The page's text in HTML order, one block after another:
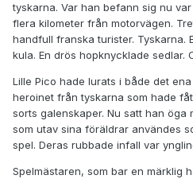
tyskarna. Var han befann sig nu
flera kilometer från motorvägen.
handfull franska turister. Tyskarna.
kula. En drös hopknycklade sedlar.
Lille Pico hade lurats i både det
heroinet från tyskarna som hade
sorts galenskaper. Nu satt han öga
som utav sina föräldrar användes
spel. Deras rubbade infall var
Spelmästaren, som bar en märklig